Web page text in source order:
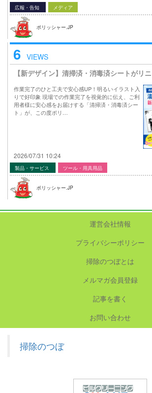
広報・告知 メディア
ポリッシャー.JP
6 VIEWS
【新デザイン】清掃済・消毒済シートがリ
作業完了のひと工夫で安心感UP！明るいイラスト入
りで好印象 現場での作業完了を視覚的に伝え、ご利
用者様に安心感をお届けする「清掃済・消毒済シー
ト」が、この度ポリ…
2026/07/31 10:24
製品・サービス ツール・用具用品
ポリッシャー.JP
運営会社情報
プライバシーポリシー
掃除のつぼとは
メルマガ会員登録
記事を書く
お問い合わせ
掃除のつぼ